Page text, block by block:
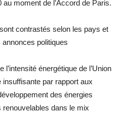
moment de l’Accord de Paris.
contrastés selon les pays et
politiques
l’intensité énergétique de l’Union
insuffisante par rapport aux
des énergies
dans le mix